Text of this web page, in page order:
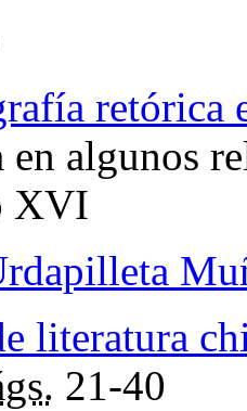
retórica
en algunos
XVI
literatura
21-40